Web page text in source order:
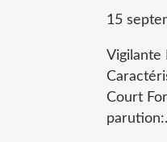
15
Vigilante
Court